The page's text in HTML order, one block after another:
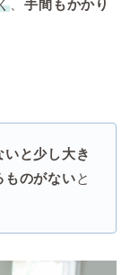
、手間もかかり
と少し大き
ものがないと